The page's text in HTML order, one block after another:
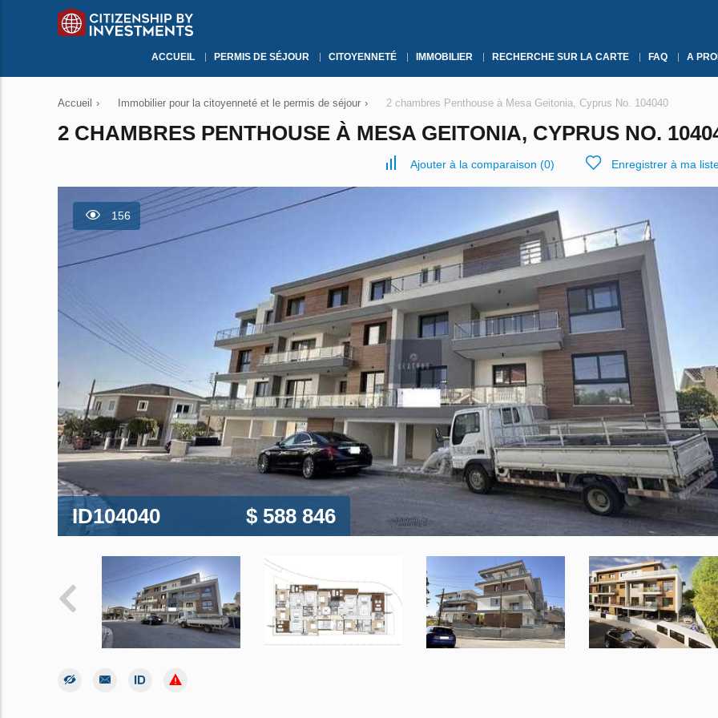
ACCUEIL PERMIS DE SÉJOUR CITOYENNETÉ IMMOBILIER RECHERCHE SUR LA CARTE FAQ A
Accueil › Immobilier pour la citoyenneté et le permis de séjour › 2 chambres Penthouse à Mesa Geitonia, Cyprus No. 104040
2 CHAMBRES PENTHOUSE À MESA GEITONIA, CYPRUS NO.
Ajouter à la comparaison (0) Enregistrer à ma
156
ID104040 $ 588 846